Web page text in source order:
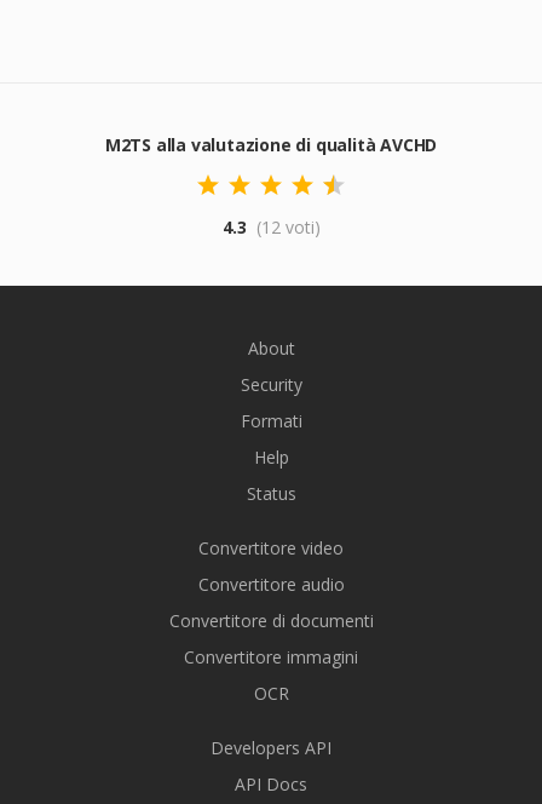
M2TS alla valutazione di qualità AVCHD
4.3 (12 voti)
About
Security
Formati
Help
Status
Convertitore video
Convertitore audio
Convertitore di documenti
Convertitore immagini
OCR
Developers API
API Docs